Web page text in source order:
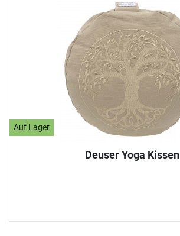
Auf Lager
Deuser Yoga Kissen